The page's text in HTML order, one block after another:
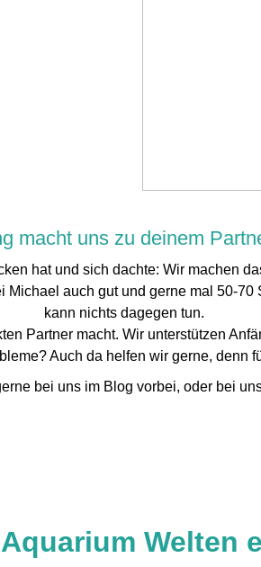
macht uns zu deinem
hat und sich dachte: Wir machen
auch gut und gerne mal 50-
kann nichts dagegen tun.
Partner macht. Wir unterstützen
Auch da helfen wir gerne, denn
bei uns im Blog vorbei, oder bei
Welten